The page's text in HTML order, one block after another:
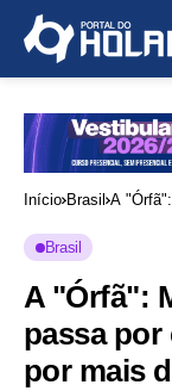
Início Brasil A
Brasil
A "Órfã":
passa por
por mais